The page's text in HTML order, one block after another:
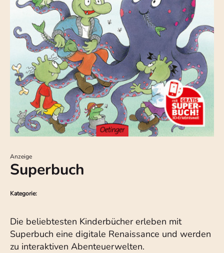
Anzeige
Superbuch
Kategorie:
Die beliebtesten Kinderbücher erleben mit
Superbuch eine digitale Renaissance und werden
zu interaktiven Abenteuerwelten.